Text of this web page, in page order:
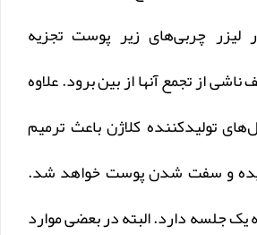
چربی‌های زیر پوست تجزیه
از تجمع آنها از بین برود. علاوه
تولیدکننده کلاژن باعث ترمیم
و سفت شدن پوست خواهد شد.
یک جلسه دارد. البته در بعضی موارد